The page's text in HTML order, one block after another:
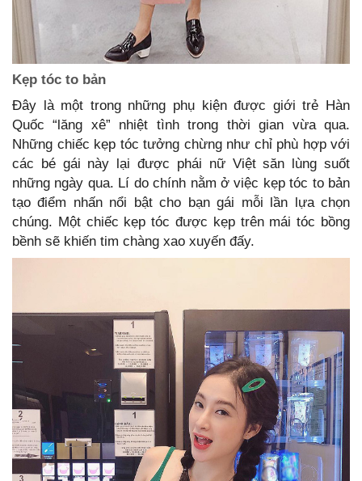
Kẹp tóc to bản
Đây là một trong những phụ kiện được giới trẻ Hàn
Quốc “lăng xê” nhiệt tình trong thời gian vừa qua.
Những chiếc kẹp tóc tưởng chừng như chỉ phù hợp với
các bé gái này lại được phái nữ Việt săn lùng suốt
những ngày qua. Lí do chính nằm ở việc kẹp tóc to bản
tạo điểm nhấn nổi bật cho bạn gái mỗi lần lựa chọn
chúng. Một chiếc kẹp tóc được kẹp trên mái tóc bồng
bềnh sẽ khiến tim chàng xao xuyến đấy.